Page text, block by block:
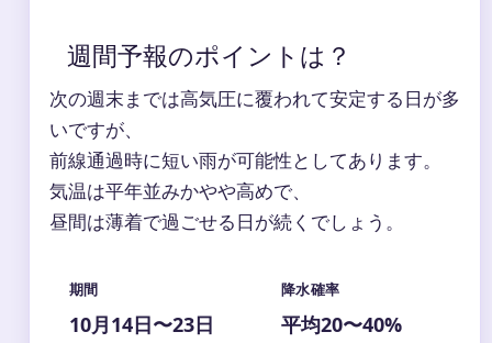
週間予報のポイントは？
次の週末までは高気圧に覆われて安定する日が多
いですが、
前線通過時に短い雨が可能性としてあります。
気温は平年並みかやや高めで、
昼間は薄着で過ごせる日が続くでしょう。
期間
10月14日〜23日
降水確率
平均20〜40%